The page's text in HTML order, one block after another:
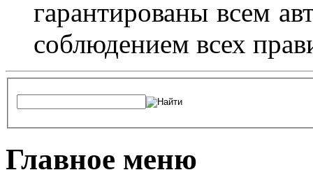
гарантированы всем
соблюдением всех
Главное меню